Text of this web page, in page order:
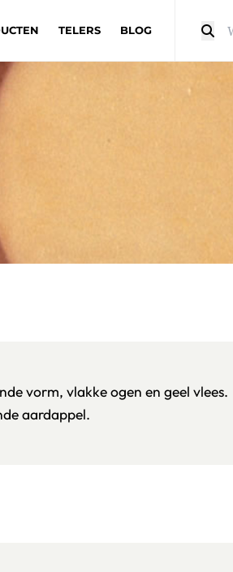
TELERS BLOG
vorm, vlakke ogen en geel vlees.
aardappel.